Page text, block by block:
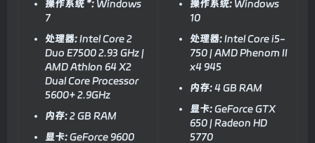
操作系统 *: Windows
7
处理器:Intel Core 2
Duo E7500 2.93 GHz |
AMD Athlon 64 X2
Dual Core Processor
5600+ 2.9GHz
内存:2 GB RAM
显卡:GeForce 9600
操作系统: Windows
10
处理器:Intel Core i5-
750 | AMD Phenom II
x4 945
内存:4 GB RAM
显卡:GeForce GTX
650 | Radeon HD
5770